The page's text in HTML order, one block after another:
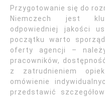
Przygotowanie się do
Niemczech jest
odpowiedniej jakości
początku warto
oferty agencji –
pracowników,
z zatrudnieniem
omówienie
przedstawić